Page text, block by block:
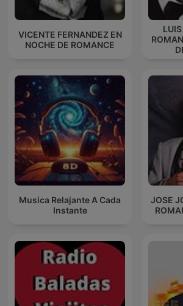
VICENTE FERNANDEZ EN
NOCHE DE ROMANCE
Musica Relajante A Cada
Instante
JOSE